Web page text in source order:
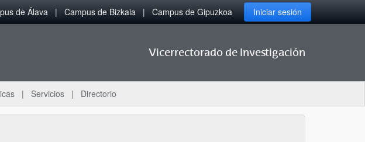
de Álava Campus de Bizkaia Campus de Gipuzkoa Iniciar sesión
Vicerrectorado de Investigación
Servicios Directorio